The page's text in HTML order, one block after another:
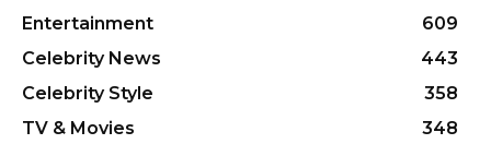
Entertainment
609
Celebrity News
443
Celebrity Style
358
TV & Movies
348